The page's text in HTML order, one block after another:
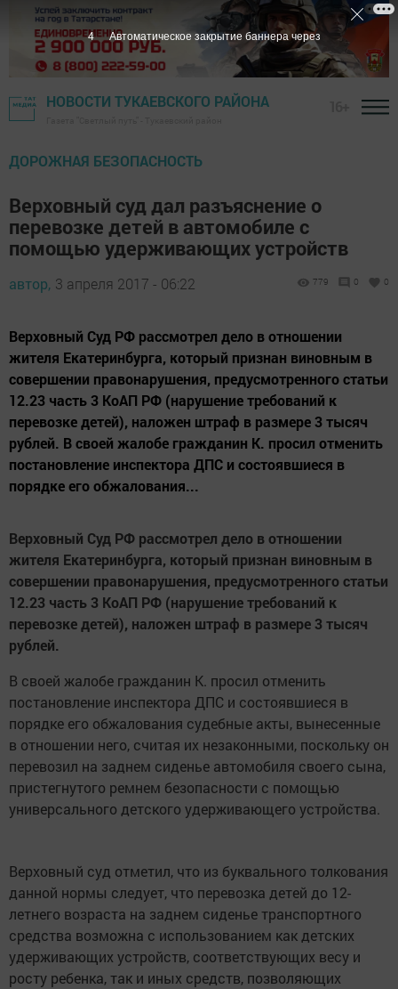
НОВОСТИ ТУКАЕВСКОГО РАЙОНА
ДОРОЖНАЯ БЕЗОПАСНОСТЬ
Верховный суд дал разъяснение о
перевозке детей в автомобиле с
помощью удерживающих устройств
автор, 3 апреля 2017 - 06:22 779 0 0
Верховный Суд РФ рассмотрел дело в отношении
жителя Екатеринбурга, который признан виновным в
совершении правонарушения, предусмотренного статьи
12.23 часть 3 КоАП РФ (нарушение требований к
перевозке детей), наложен штраф в размере 3 тысяч
рублей. В своей жалобе гражданин К. просил отменить
постановление инспектора ДПС и состоявшиеся в
порядке его обжалования...
Верховный Суд РФ рассмотрел дело в отношении
жителя Екатеринбурга, который признан виновным в
совершении правонарушения, предусмотренного статьи
12.23 часть 3 КоАП РФ (нарушение требований к
перевозке детей), наложен штраф в размере 3 тысяч
рублей.
В своей жалобе гражданин К. просил отменить
постановление инспектора ДПС и состоявшиеся в
порядке его обжалования судебные акты, вынесенные
в отношении него, считая их незаконными, поскольку он
перевозил на заднем сиденье автомобиля своего сына,
пристегнутого ремнем безопасности с помощью
универсального детского удерживающего устройства.
Верховный суд отметил, что из буквального толкования
данной нормы следует, что перевозка детей до 12-
летнего возраста на заднем сиденье транспортного
средства возможна с использованием как детских
удерживающих устройств, соответствующих весу и
росту ребенка, так и иных средств, позволяющих
3 Автоматическое закрытие баннера через